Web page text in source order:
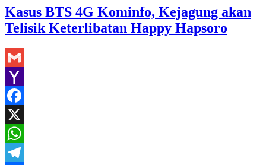
Kasus BTS 4G Kominfo, Kejagung akan
Telisik Keterlibatan Happy Hapsoro
Gmail
Yahoo
Mail
Facebook
X
WhatsApp